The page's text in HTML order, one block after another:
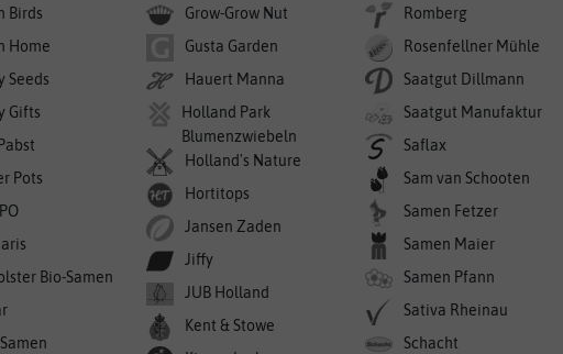
Birds
Home
Seeds
Gifts
Pots
Bio-Samen
Grow-Grow Nut
Gusta Garden
Hauert Manna
Holland Park
Blumenzwiebeln
Holland's Nature
Hortitops
Jansen Zaden
Jiffy
JUB Holland
Kent & Stowe
Romberg
Rosenfellner Mühle
Saatgut Dillmann
Saatgut Manufaktur
Saflax
Sam van Schooten
Samen Fetzer
Samen Maier
Samen Pfann
Sativa Rheinau
Schacht